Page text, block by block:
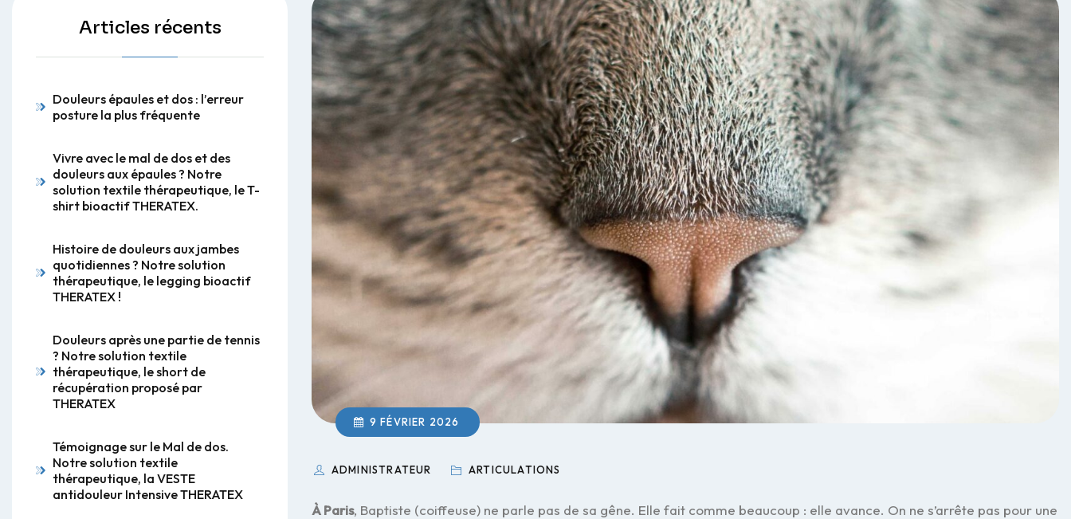
9 FÉVRIER 2026
ADMINISTRATEUR ARTICULATIONS
À Paris, Baptiste (coiffeuse) ne parle pas de sa gêne. Elle fait comme beaucoup : elle avance. On ne s’arrête pas pour une
Articles récents
Douleurs épaules et dos : l’erreur
posture la plus fréquente
Vivre avec le mal de dos et des
douleurs aux épaules ? Notre
solution textile thérapeutique, le T-
shirt bioactif THERATEX.
Histoire de douleurs aux jambes
quotidiennes ? Notre solution
thérapeutique, le legging bioactif
THERATEX !
Douleurs après une partie de tennis
? Notre solution textile
thérapeutique, le short de
récupération proposé par
THERATEX
Témoignage sur le Mal de dos.
Notre solution textile
thérapeutique, la VESTE
antidouleur Intensive THERATEX